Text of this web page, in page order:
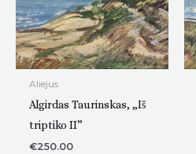
Aliejus
Algirdas Taurinskas, „Iš
triptiko II”
€250.00